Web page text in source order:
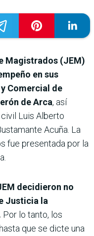
Magistrados (JEM)
en sus
Comercial de
de Arca, así
Luis Alberto
Acuña. La
fue presentada por la
decidieron no
Justicia la
Por lo tanto, los
que se dicte una